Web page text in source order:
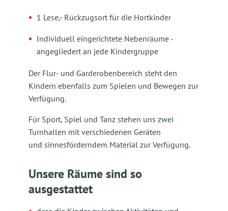
1 Lese,- Rückzugsort für die Hortkinder
Individuell eingerichtete Nebenräume -
angegliedert an jede Kindergruppe
Der Flur- und Garderobenbereich steht den
Kindern ebenfalls zum Spielen und Bewegen zur
Verfügung.
Für Sport, Spiel und Tanz stehen uns zwei
Turnhallen mit verschiedenen Geräten
und sinnesförderndem Material zur Verfügung.
Unsere Räume sind so
ausgestattet